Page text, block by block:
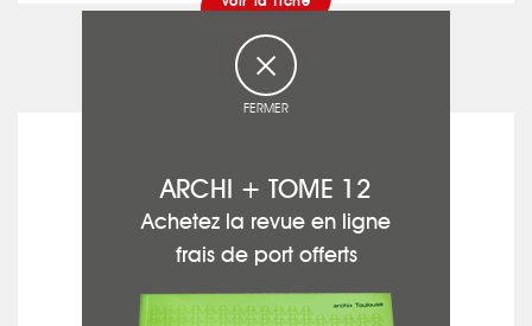
Peinture
FERMER
ARCHI + TOME 12
Achetez la revue en ligne
frais de port offerts